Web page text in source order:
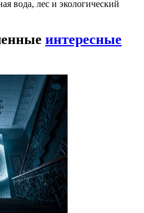
вода, лес и экологический
интересные